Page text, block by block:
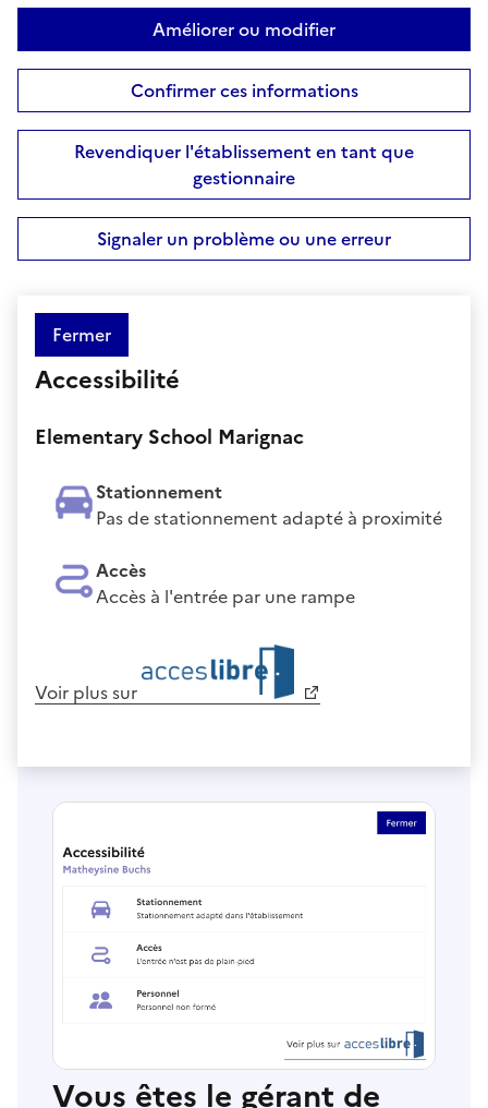
Améliorer ou modifier
Confirmer ces informations
Revendiquer l'établissement en tant que
gestionnaire
Signaler un problème ou une erreur
Fermer
Accessibilité
Elementary School Marignac
Stationnement
Pas de stationnement adapté à proximité
Accès
Accès à l'entrée par une rampe
Voir plus sur
Vous êtes le gérant de